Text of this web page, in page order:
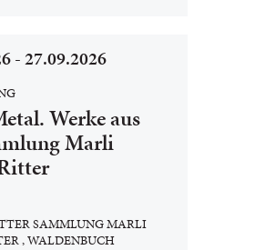
- 27.09.2026
Werke aus
Marli
SAMMLUNG MARLI
, WALDENBUCH